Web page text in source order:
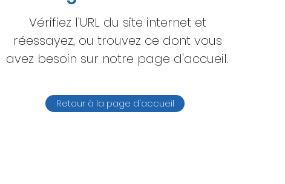
Vérifiez l'URL du site internet et
réessayez, ou trouvez ce dont vous
avez besoin sur notre page d'accueil.
Retour à la page d'accueil